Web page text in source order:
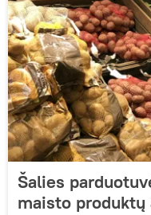
Šalies
maisto produktų